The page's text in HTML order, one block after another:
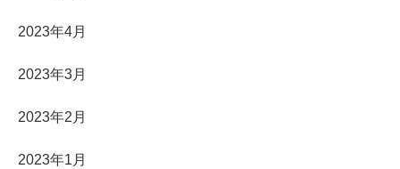
2023年4月
2023年3月
2023年2月
2023年1月